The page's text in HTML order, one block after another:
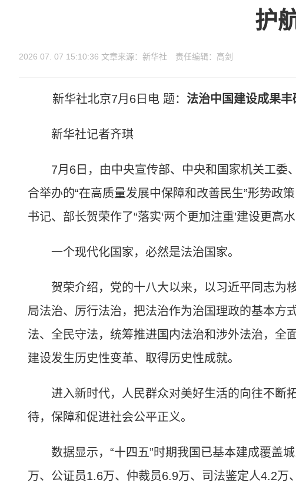
护
2026 07. 07 15:10:36 文章来源：新华社 责任编辑：高剑
新华社北京7月6日电 题： 法治中国建设成果
新华社记者齐琪
7月6日，由中央宣传部、中央和国家机关工委
合举办的“在高质量发展中保障和改善民生”形势政
书记、部长贺荣作了“落实‘两个更加注重’建设更高
一个现代化国家，必然是法治国家。
贺荣介绍，党的十八大以来，以习近平同志为
局法治、厉行法治，把法治作为治国理政的基本方
法、全民守法，统筹推进国内法治和涉外法治，全
建设发生历史性变革、取得历史性成就。
进入新时代，人民群众对美好生活的向往不断
待，保障和促进社会公平正义。
数据显示，“十四五”时期我国已基本建成覆盖
万、公证员1.6万、仲裁员6.9万、司法鉴定人4.2